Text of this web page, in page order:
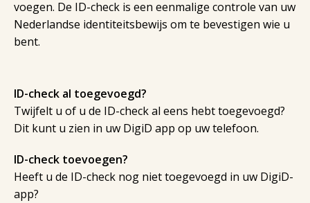
voegen. De ID-check is een eenmalige controle van uw
Nederlandse identiteitsbewijs om te bevestigen wie u
bent.
ID-check al toegevoegd?
Twijfelt u of u de ID-check al eens hebt toegevoegd?
Dit kunt u zien in uw DigiD app op uw telefoon.
ID-check toevoegen?
Heeft u de ID-check nog niet toegevoegd in uw DigiD-
app?